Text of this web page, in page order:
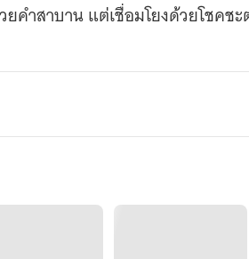
คำสาบาน แต่เชื่อมโยงด้วยโชคช